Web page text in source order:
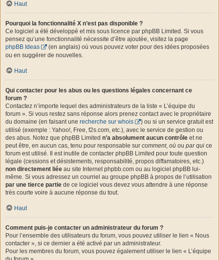
Haut
Pourquoi la fonctionnalité X n’est pas disponible ?
Ce logiciel a été développé et mis sous licence par phpBB Limited. Si vous
pensez qu’une fonctionnalité nécessite d’être ajoutée, visitez la page
phpBB Ideas
(en anglais) où vous pouvez voter pour des idées proposées
ou en suggérer de nouvelles.
Haut
Qui contacter pour les abus ou les questions légales concernant ce
forum ?
Contactez n’importe lequel des administrateurs de la liste « L’équipe du
forum ». Si vous restez sans réponse alors prenez contact avec le propriétaire
du domaine (en faisant une recherche sur whois
) ou si un service gratuit est
utilisé (exemple : Yahoo!, Free, f2s.com, etc.), avec le service de gestion ou
des abus. Notez que phpBB Limited n’a absolument aucun contrôle et ne
peut être, en aucun cas, tenu pour responsable sur comment, où ou par qui ce
forum est utilisé. Il est inutile de contacter phpBB Limited pour toute question
légale (cessions et désistements, responsabilité, propos diffamatoires, etc.)
non directement liée au site Internet phpbb.com ou au logiciel phpBB lui-
même. Si vous adressez un courriel au groupe phpBB à propos de l’utilisation
par une tierce partie de ce logiciel vous devez vous attendre à une réponse
très courte voire à aucune réponse du tout.
Haut
Comment puis-je contacter un administrateur du forum ?
Pour l’ensemble des utilisateurs du forum, vous pouvez utiliser le lien « Nous
contacter », si ce dernier a été activé par un administrateur.
Pour les membres du forum, vous pouvez également utiliser le lien « L’équipe